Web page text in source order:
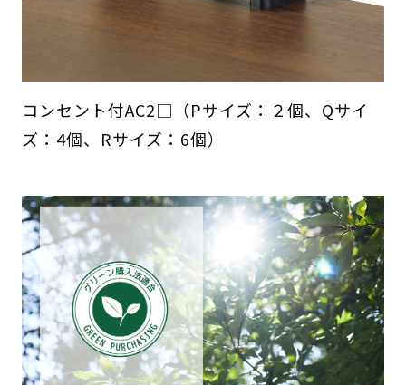
コンセント付AC2□（Pサイズ：２個、Qサイ
ズ：4個、Rサイズ：6個）